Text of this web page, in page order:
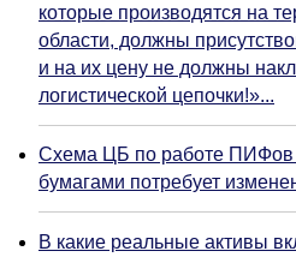
которые производятся на
области, должны
и на их цену не должны
логистической цепочки!»...
Схема ЦБ по работе
бумагами потребует
В какие реальные активы